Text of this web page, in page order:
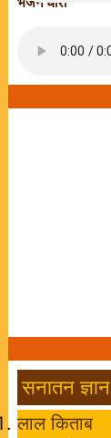
सनातन ज्ञान
लाल किताब